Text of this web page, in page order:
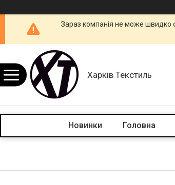
Зараз компанія не може швидко
Харків Текстиль
Новинки Головна